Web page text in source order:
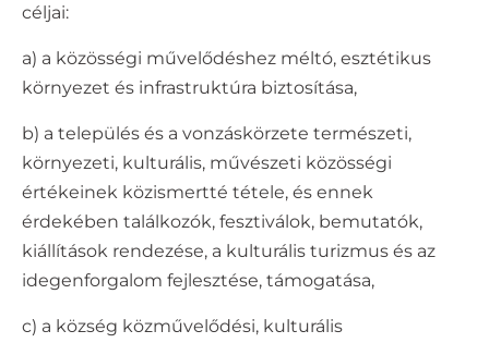
céljai:
a) a közösségi művelődéshez méltó, esztétikus
környezet és infrastruktúra biztosítása,
b) a település és a vonzáskörzete természeti,
környezeti, kulturális, művészeti közösségi
értékeinek közismertté tétele, és ennek
érdekében találkozók, fesztiválok, bemutatók,
kiállítások rendezése, a kulturális turizmus és az
idegenforgalom fejlesztése, támogatása,
c) a község közművelődési, kulturális